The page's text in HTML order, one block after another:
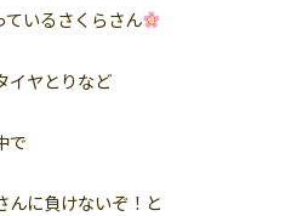
ているさくらさん
イヤとりなど
で
んに負けないぞ！と